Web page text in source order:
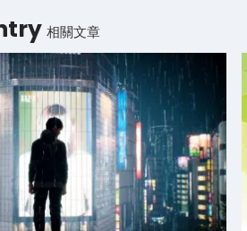
相關文章